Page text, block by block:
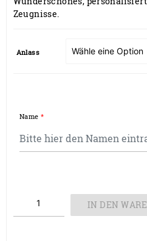
Zeugnisse.
Anlass
Name *
Personalisierter
Kindergartenordner
IN DEN